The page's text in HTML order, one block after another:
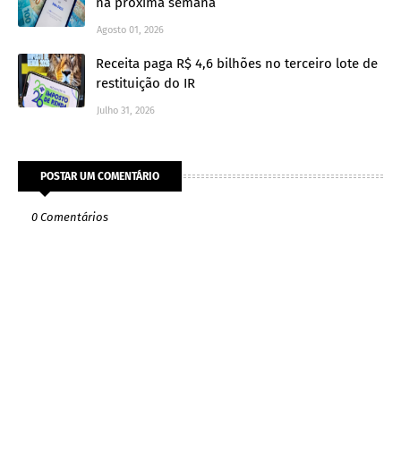
Agosto 01, 2026
Receita paga R$ 4,6 bilhões no terceiro lote de
restituição do IR
Julho 31, 2026
POSTAR UM COMENTÁRIO
0 Comentários